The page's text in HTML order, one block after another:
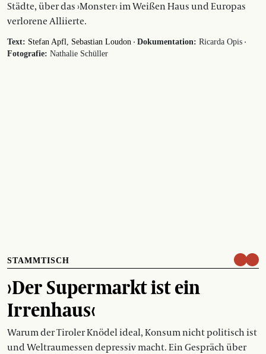
Städte, über das ›Monster‹ im Weißen Haus und Europas
verlorene Alliierte.
Text: Stefan Apfl Sebastian Loudon · Dokumentation: Ricarda Opis ·
Fotografie: Nathalie Schüller
STAMMTISCH
›Der Supermarkt ist ein
Irrenhaus‹
Warum der Tiroler Knödel ideal, Konsum nicht politisch ist
und Weltraumessen depressiv macht. Ein Gespräch über